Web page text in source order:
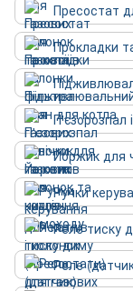
Пресостат
Прокладки
П'єзорозпал
Йоржик для
Ручки
Реле